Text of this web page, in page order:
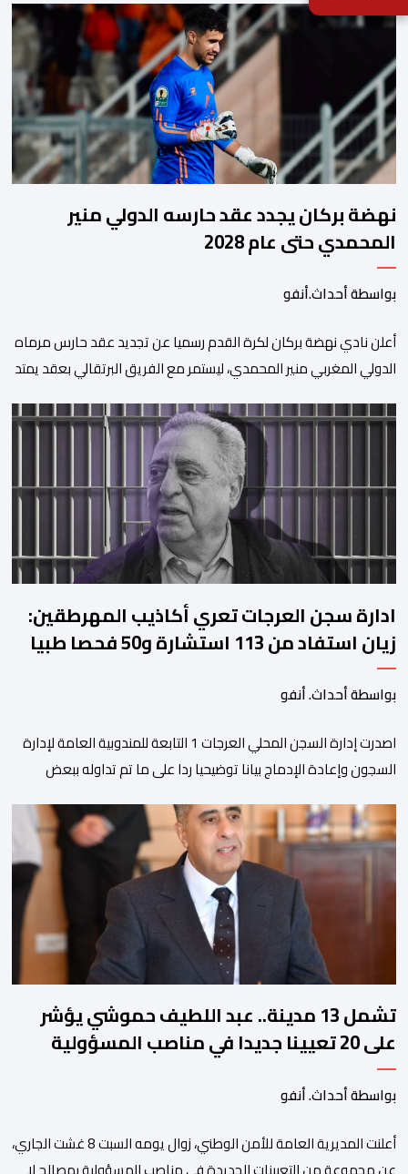
نهضة بركان يجدد عقد حارسه الدولي منير
المحمدي حتى عام 2028
بواسطة أحداث.أنفو
​أعلن نادي نهضة بركان لكرة القدم رسميا عن تجديد عقد حارس مرماه
الدولي المغربي منير المحمدي، ليستمر مع الفريق البرتقالي بعقد يمتد
على منصات التواصل الاجتماعي، مصحوبا بعبارة “الرحلة مستمرة”، في
إشارة إلى رغبة الإدارة في الحفاظ على ركائز الفريق والتعزيز من
ادارة سجن العرجات تعري أكاذيب المهرطقين:
زيان استفاد من 113 استشارة و50 فحصا طبيا
بواسطة أحداث. أنفو
اصدرت إدارة السجن المحلي العرجات 1 التابعة للمندوبية العامة لإدارة
السجون وإعادة الإدماج بيانا توضيحيا ردا على ما تم تداوله ببعض
زيان، المعتقل بالمؤسسة ذاتها، وذلك لتنوير الرأي العام بالحقائق
والمعطيات الدقيقة.واوضحت إدارة المؤسسة السجنية أن المعني
بالأمر يستفيد منذ إيداعه من تتبع طبي منتظم ومستمر وفقا […]
تشمل 13 مدينة.. عبد اللطيف حموشي يؤشر
على 20 تعيينا جديدا في مناصب المسؤولية
بمصالح الأمن الوطني
بواسطة أحداث. أنفو
أعلنت المديرية العامة للأمن الوطني، زوال يومه السبت 8 غشت الجاري،